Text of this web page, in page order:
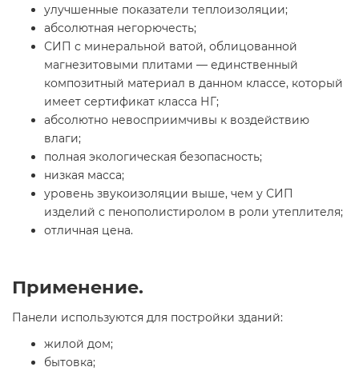
улучшенные показатели теплоизоляции;
абсолютная негорючесть;
СИП с минеральной ватой, облицованной
магнезитовыми плитами — единственный
композитный материал в данном классе, который
имеет сертификат класса НГ;
абсолютно невосприимчивы к воздействию
влаги;
полная экологическая безопасность;
низкая масса;
уровень звукоизоляции выше, чем у СИП
изделий с пенополистиролом в роли утеплителя;
отличная цена.
Применение.
Панели используются для постройки зданий:
жилой дом;
бытовка;